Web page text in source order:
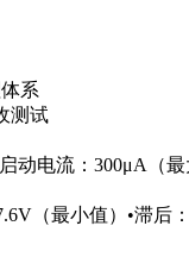
系
测试
动电流：300μA（
（最小值）•滞后